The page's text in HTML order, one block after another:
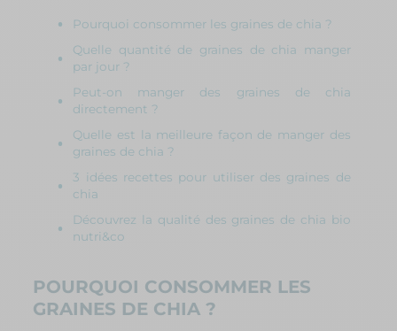
Pourquoi consommer les graines de chia ?
Quelle quantité de graines de chia manger
par jour ?
Peut-on manger des graines de chia
directement ?
Quelle est la meilleure façon de manger des
graines de chia ?
3 idées recettes pour utiliser des graines de
chia
Découvrez la qualité des graines de chia bio
nutri&co
POURQUOI CONSOMMER LES
GRAINES DE CHIA ?